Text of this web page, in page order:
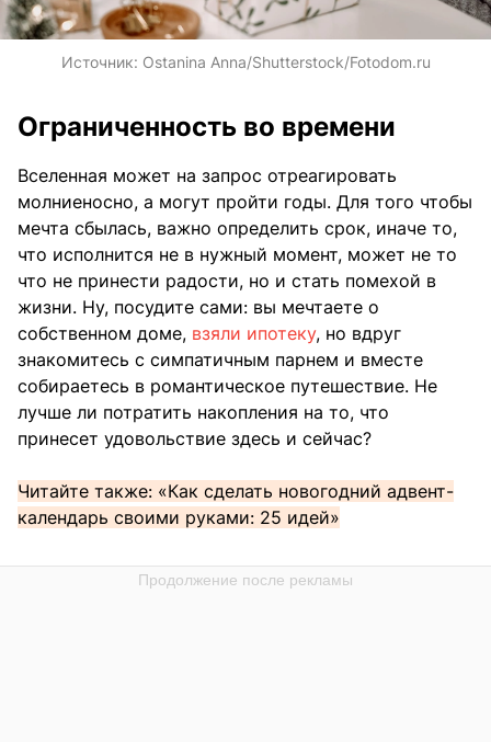
Источник: Ostanina Anna/Shutterstock/Fotodom.ru
Ограниченность во времени
Вселенная может на запрос отреагировать
молниеносно, а могут пройти годы. Для того чтобы
мечта сбылась, важно определить срок, иначе то,
что исполнится не в нужный момент, может не то
что не принести радости, но и стать помехой в
жизни. Ну, посудите сами: вы мечтаете о
собственном доме, взяли ипотеку, но вдруг
знакомитесь с симпатичным парнем и вместе
собираетесь в романтическое путешествие. Не
лучше ли потратить накопления на то, что
принесет удовольствие здесь и сейчас?
Читайте также: «Как сделать новогодний адвент-
календарь своими руками: 25 идей»